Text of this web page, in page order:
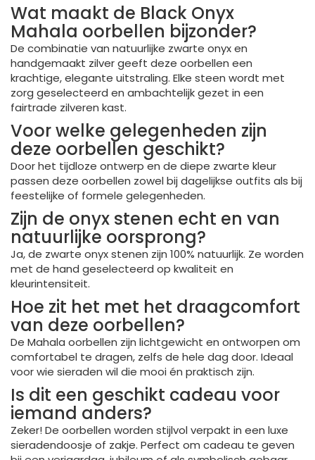
Wat maakt de Black Onyx
Mahala oorbellen bijzonder?
De combinatie van natuurlijke zwarte onyx en
handgemaakt zilver geeft deze oorbellen een
krachtige, elegante uitstraling. Elke steen wordt met
zorg geselecteerd en ambachtelijk gezet in een
fairtrade zilveren kast.
Voor welke gelegenheden zijn
deze oorbellen geschikt?
Door het tijdloze ontwerp en de diepe zwarte kleur
passen deze oorbellen zowel bij dagelijkse outfits als bij
feestelijke of formele gelegenheden.
Zijn de onyx stenen echt en van
natuurlijke oorsprong?
Ja, de zwarte onyx stenen zijn 100% natuurlijk. Ze worden
met de hand geselecteerd op kwaliteit en
kleurintensiteit.
Hoe zit het met het draagcomfort
van deze oorbellen?
De Mahala oorbellen zijn lichtgewicht en ontworpen om
comfortabel te dragen, zelfs de hele dag door. Ideaal
voor wie sieraden wil die mooi én praktisch zijn.
Is dit een geschikt cadeau voor
iemand anders?
Zeker! De oorbellen worden stijlvol verpakt in een luxe
sieradendoosje of zakje. Perfect om cadeau te geven